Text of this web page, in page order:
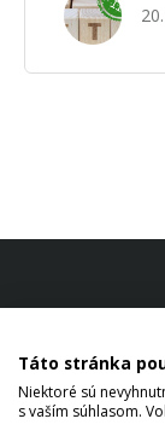
Táto stránka
Niektoré sú
s vaším súhlasom.